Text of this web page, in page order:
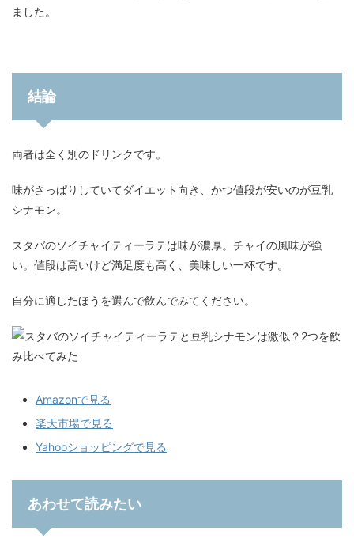
ました。
結論
両者は全く別のドリンクです。
味がさっぱりしていてダイエット向き、かつ値段が安いのが豆乳
シナモン。
スタバのソイチャイティーラテは味が濃厚。チャイの風味が強
い。値段は高いけど満足度も高く、美味しい一杯です。
自分に適したほうを選んで飲んでみてください。
Amazonで見る
楽天市場で見る
Yahooショッピングで見る
あわせて読みたい